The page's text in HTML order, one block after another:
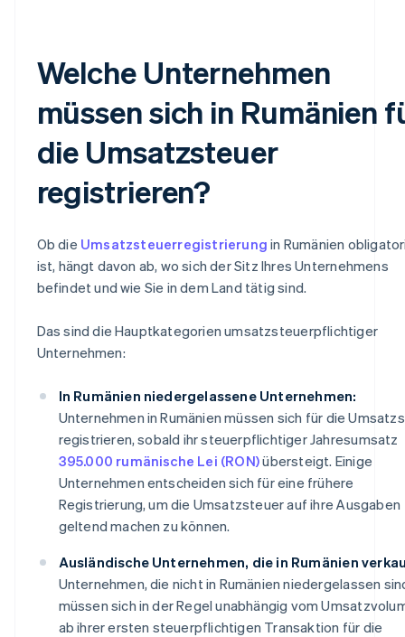
Welche Unternehmen
müssen sich in Rumänien
die Umsatzsteuer
registrieren?
Ob die Umsatzsteuerregistrierung in Rumänien
ist, hängt davon ab, wo sich der Sitz Ihres Unternehmens
befindet und wie Sie in dem Land tätig sind.
Das sind die Hauptkategorien umsatzsteuerpflichtiger
Unternehmen:
In Rumänien niedergelassene Unternehmen:
Unternehmen in Rumänien müssen sich für die
registrieren, sobald ihr steuerpflichtiger Jahresumsatz
395.000 rumänische Lei (RON)übersteigt. Einige
Unternehmen entscheiden sich für eine frühere
Registrierung, um die Umsatzsteuer auf ihre Ausgaben
geltend machen zu können.
Ausländische Unternehmen, die in Rumänien
Unternehmen, die nicht in Rumänien niedergelassen
müssen sich in der Regel unabhängig vom
ab ihrer ersten steuerpflichtigen Transaktion für die